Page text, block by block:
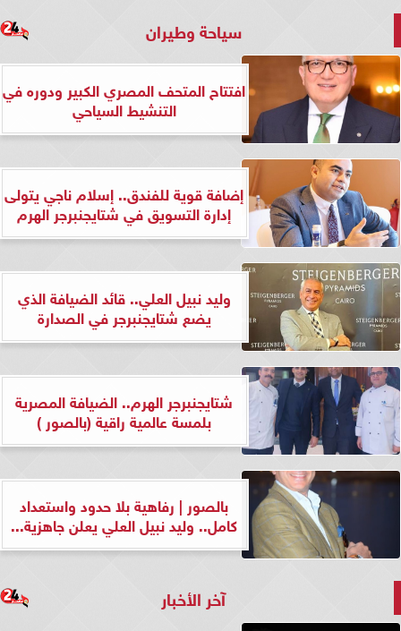
سياحة وطيران
افتتاح المتحف المصري الكبير ودوره في
التنشيط السياحي
إضافة قوية للفندق.. إسلام ناجي يتولى
إدارة التسويق في شتايجنبرجر الهرم
وليد نبيل العلي.. قائد الضيافة الذي
يضع شتايجنبرجر في الصدارة
شتايجنبرجر الهرم.. الضيافة المصرية
بلمسة عالمية راقية (بالصور )
بالصور | رفاهية بلا حدود واستعداد
كامل.. وليد نبيل العلي يعلن جاهزية...
آخر الأخبار